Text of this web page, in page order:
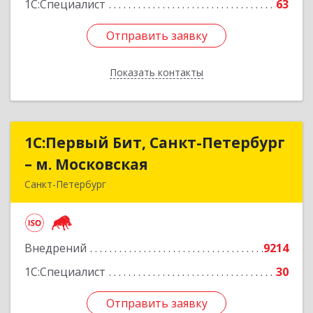
1С:Специалист
63
Отправить заявку
Показать контакты
Отправить заявку
Назад
1С:Первый Бит, Санкт-Петербург
– м. Московская
Санкт-Петербург
Внедрений
9214
1С:Специалист
30
Отправить заявку
1С:Первый Бит, Санкт-Петербург
Подробнее
Отправить заявку